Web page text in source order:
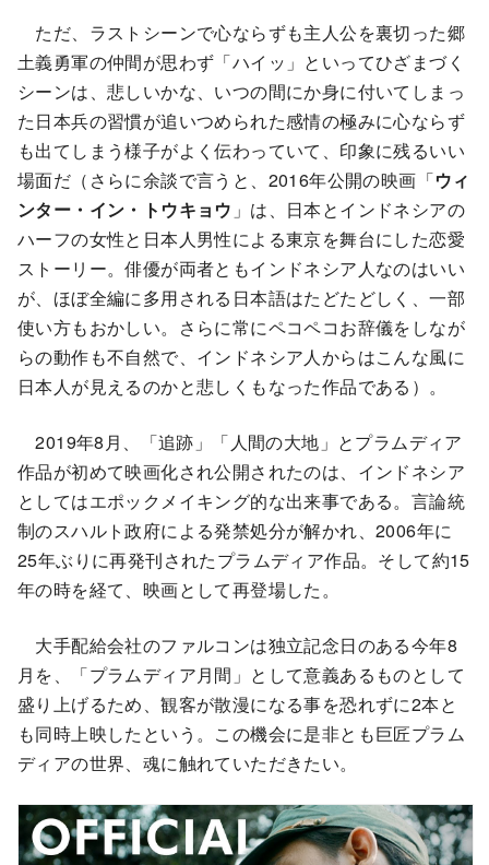
ただ、ラストシーンで心ならずも主人公を裏切った郷
土義勇軍の仲間が思わず「ハイッ」といってひざまづく
シーンは、悲しいかな、いつの間にか身に付いてしまっ
た日本兵の習慣が追いつめられた感情の極みに心ならず
も出てしまう様子がよく伝わっていて、印象に残るいい
場面だ（さらに余談で言うと、2016年公開の映画「ウィ
ンター・イン・トウキョウ 」は、日本とインドネシアの
ハーフの女性と日本人男性による東京を舞台にした恋愛
ストーリー。俳優が両者ともインドネシア人なのはいい
が、ほぼ全編に多用される日本語はたどたどしく、一部
使い方もおかしい。さらに常にペコペコお辞儀をしなが
らの動作も不自然で、インドネシア人からはこんな風に
日本人が見えるのかと悲しくもなった作品である）。
2019年8月、「追跡」「人間の大地」とプラムディア
作品が初めて映画化され公開されたのは、インドネシア
としてはエポックメイキング的な出来事である。言論統
制のスハルト政府による発禁処分が解かれ、2006年に
25年ぶりに再発刊されたプラムディア作品。そして約15
年の時を経て、映画として再登場した。
大手配給会社のファルコンは独立記念日のある今年8
月を、「プラムディア月間」として意義あるものとして
盛り上げるため、観客が散漫になる事を恐れずに2本と
も同時上映したという。この機会に是非とも巨匠プラム
ディアの世界、魂に触れていただきたい。